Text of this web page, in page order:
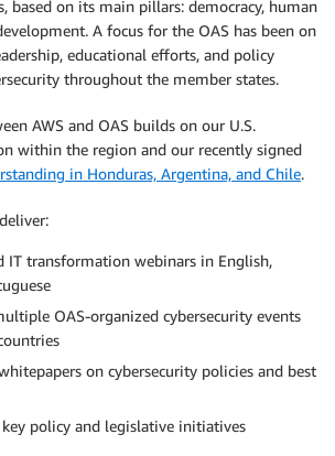
based on its main pillars: democracy, human
A focus for the OAS has been on
educational efforts, and policy
throughout the member states.
AWS and OAS builds on our U.S.
within the region and our recently signed
in Honduras, Argentina, and Chile.
IT transformation webinars in English,
OAS-organized cybersecurity events
on cybersecurity policies and best
policy and legislative initiatives